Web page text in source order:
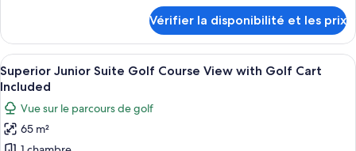
View
-
Kids
&
Teens
Stay
le
type
de
chambre
Deluxe
Ocean
View
Vérifier la disponibilité et les prix
Afficher
toutes
les
photos
pour
Une chambre d’hôtel avec un
7
Superior Junior Suite Golf Course View with Golf Cart
Included
Vue sur le parcours de golf
65 m²